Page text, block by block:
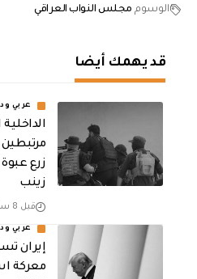
الوسوم مجلس النواب العراقي
قد يهمك أيضا
عربي
زرع
زينب
قبل 8 ساعات
عربي
إيران
معركة